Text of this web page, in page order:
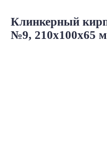
Клинкерный
№9, 210x100x65